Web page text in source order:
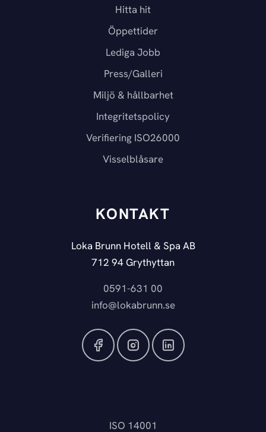
Hitta hit
Öppettider
Lediga Jobb
Press/Galleri
Miljö & hållbarhet
Integritetspolicy
Verifiering ISO26000
Visselblåsare
KONTAKT
Loka Brunn Hotell & Spa AB
712 94 Grythyttan
0591-631 00
info@lokabrunn.se
ISO 14001